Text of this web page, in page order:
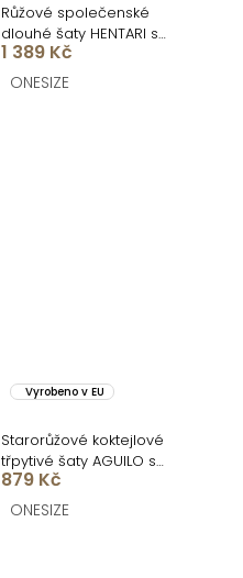
Růžové společenské
dlouhé šaty HENTARI s
flitry
1 389 Kč
ONESIZE
Vyrobeno v EU
Starorůžové koktejlové
třpytivé šaty AGUILO s
flitry
879 Kč
ONESIZE